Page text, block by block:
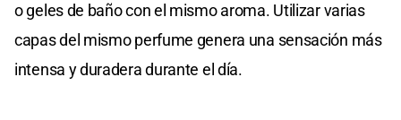
o geles de baño con el mismo aroma. Utilizar varias
capas del mismo perfume genera una sensación más
intensa y duradera durante el día.